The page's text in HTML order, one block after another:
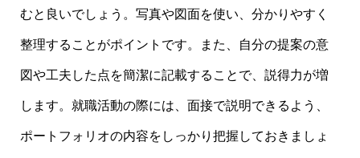
むと良いでしょう。写真や図面を使い、分かりやすく
整理することがポイントです。また、自分の提案の意
図や工夫した点を簡潔に記載することで、説得力が増
します。就職活動の際には、面接で説明できるよう、
ポートフォリオの内容をしっかり把握しておきましょ